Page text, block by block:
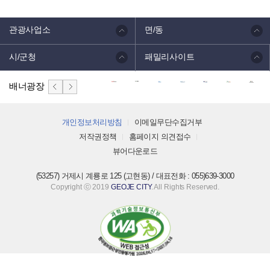
관광사업소 면/동
시/군청 패밀리사이트
배너광장
개인정보처리방침
이메일무단수집거부
저작권정책
홈페이지 의견접수
뷰어다운로드
(53257) 거제시 계룡로 125 (고현동) / 대표전화 : 055)639-3000
Copyright ⓒ 2019 GEOJE CITY. All Rights Reserved.